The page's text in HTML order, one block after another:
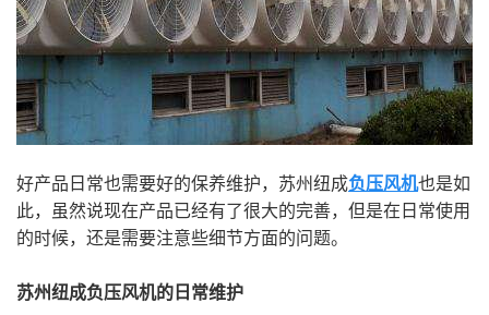
好产品日常也需要好的保养维护，苏州纽成负压风机也是如
此，虽然说现在产品已经有了很大的完善，但是在日常使用
的时候，还是需要注意些细节方面的问题。
苏州纽成负压风机的日常维护